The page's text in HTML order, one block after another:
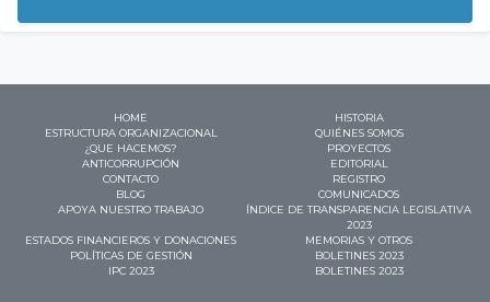
HOME
HISTORIA
ESTRUCTURA ORGANIZACIONAL
QUIÉNES SOMOS
¿QUE HACEMOS?
PROYECTOS
ANTICORRUPCIÓN
EDITORIAL
CONTACTO
REGISTRO
BLOG
COMUNICADOS
APOYA NUESTRO TRABAJO
ÍNDICE DE TRANSPARENCIA LEGISLATIVA
2023
ESTADOS FINANCIEROS Y DONACIONES
MEMORIAS Y OTROS
POLÍTICAS DE GESTIÓN
BOLETINES 2023
IPC 2023
BOLETINES 2023